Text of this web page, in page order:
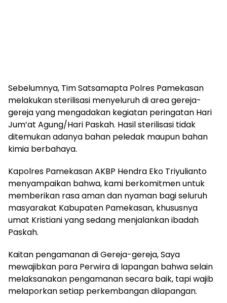
Sebelumnya, Tim Satsamapta Polres Pamekasan
melakukan sterilisasi menyeluruh di area gereja-
gereja yang mengadakan kegiatan peringatan Hari
Jum’at Agung/Hari Paskah. Hasil sterilisasi tidak
ditemukan adanya bahan peledak maupun bahan
kimia berbahaya.
Kapolres Pamekasan AKBP Hendra Eko Triyulianto
menyampaikan bahwa, kami berkomitmen untuk
memberikan rasa aman dan nyaman bagi seluruh
masyarakat Kabupaten Pamekasan, khususnya
umat Kristiani yang sedang menjalankan ibadah
Paskah.
Kaitan pengamanan di Gereja-gereja, Saya
mewajibkan para Perwira di lapangan bahwa selain
melaksanakan pengamanan secara baik, tapi wajib
melaporkan setiap perkembangan dilapangan.